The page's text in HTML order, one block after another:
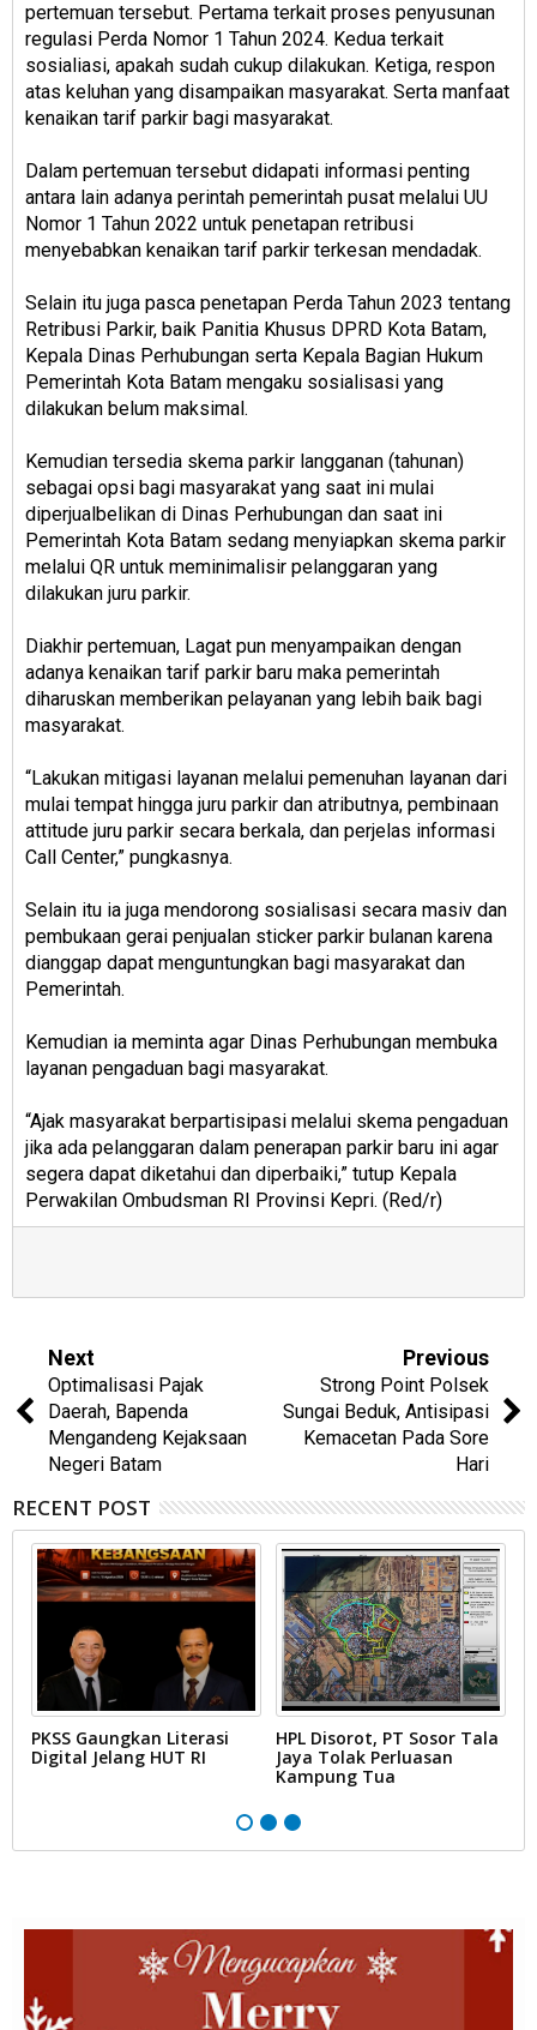
pertemuan tersebut. Pertama terkait proses penyusunan
regulasi Perda Nomor 1 Tahun 2024. Kedua terkait
sosialiasi, apakah sudah cukup dilakukan. Ketiga, respon
atas keluhan yang disampaikan masyarakat. Serta manfaat
kenaikan tarif parkir bagi masyarakat.
Dalam pertemuan tersebut didapati informasi penting
antara lain adanya perintah pemerintah pusat melalui UU
Nomor 1 Tahun 2022 untuk penetapan retribusi
menyebabkan kenaikan tarif parkir terkesan mendadak.
Selain itu juga pasca penetapan Perda Tahun 2023 tentang
Retribusi Parkir, baik Panitia Khusus DPRD Kota Batam,
Kepala Dinas Perhubungan serta Kepala Bagian Hukum
Pemerintah Kota Batam mengaku sosialisasi yang
dilakukan belum maksimal.
Kemudian tersedia skema parkir langganan (tahunan)
sebagai opsi bagi masyarakat yang saat ini mulai
diperjualbelikan di Dinas Perhubungan dan saat ini
Pemerintah Kota Batam sedang menyiapkan skema parkir
melalui QR untuk meminimalisir pelanggaran yang
dilakukan juru parkir.
Diakhir pertemuan, Lagat pun menyampaikan dengan
adanya kenaikan tarif parkir baru maka pemerintah
diharuskan memberikan pelayanan yang lebih baik bagi
masyarakat.
“Lakukan mitigasi layanan melalui pemenuhan layanan dari
mulai tempat hingga juru parkir dan atributnya, pembinaan
attitude juru parkir secara berkala, dan perjelas informasi
Call Center,” pungkasnya.
Selain itu ia juga mendorong sosialisasi secara masiv dan
pembukaan gerai penjualan sticker parkir bulanan karena
dianggap dapat menguntungkan bagi masyarakat dan
Pemerintah.
Kemudian ia meminta agar Dinas Perhubungan membuka
layanan pengaduan bagi masyarakat.
“Ajak masyarakat berpartisipasi melalui skema pengaduan
jika ada pelanggaran dalam penerapan parkir baru ini agar
segera dapat diketahui dan diperbaiki,” tutup Kepala
Perwakilan Ombudsman RI Provinsi Kepri. (Red/r)
Next
Optimalisasi Pajak
Daerah, Bapenda
Mengandeng Kejaksaan
Negeri Batam
Previous
Strong Point Polsek
Sungai Beduk, Antisipasi
Kemacetan Pada Sore
Hari
RECENT POST
PKSS Gaungkan Literasi
Digital Jelang HUT RI
HPL Disorot, PT Sosor Tala
Jaya Tolak Perluasan
Kampung Tua